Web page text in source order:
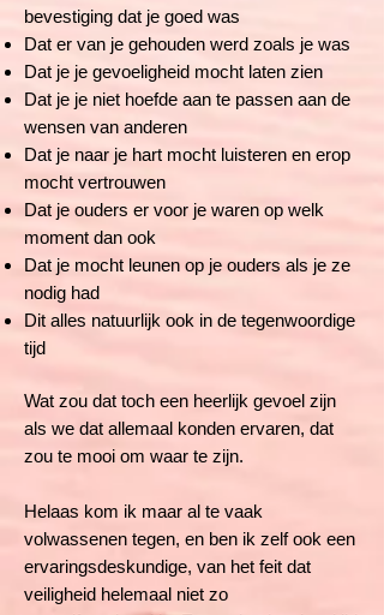
bevestiging dat je goed was
Dat er van je gehouden werd zoals je was
Dat je je gevoeligheid mocht laten zien
Dat je je niet hoefde aan te passen aan de
wensen van anderen
Dat je naar je hart mocht luisteren en erop
mocht vertrouwen
Dat je ouders er voor je waren op welk
moment dan ook
Dat je mocht leunen op je ouders als je ze
nodig had
Dit alles natuurlijk ook in de tegenwoordige
tijd
Wat zou dat toch een heerlijk gevoel zijn
als we dat allemaal konden ervaren, dat
zou te mooi om waar te zijn.
Helaas kom ik maar al te vaak
volwassenen tegen, en ben ik zelf ook een
ervaringsdeskundige, van het feit dat
veiligheid helemaal niet zo